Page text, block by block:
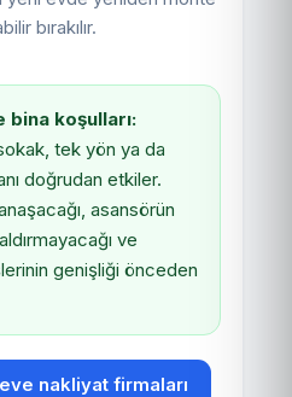
bırakılır.
bina koşulları:
tek yön ya da
doğrudan etkiler.
asansörün
ve
genişliği önceden
nakliyat firmaları